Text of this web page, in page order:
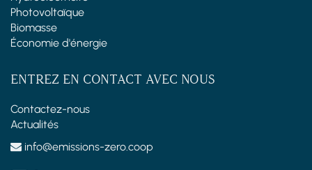
Photovoltaïque
Biomasse
Économie d'énergie
ENTREZ EN CONTACT AVEC NOUS
Contactez-nous
Actualités
info@emissions-zero.coop